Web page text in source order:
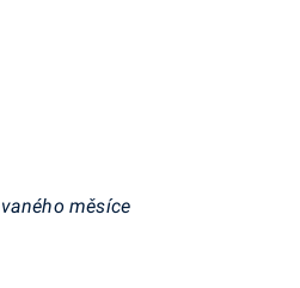
měsíce